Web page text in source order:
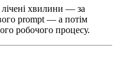
хвилини — за
prompt — а потім
робочого процесу.